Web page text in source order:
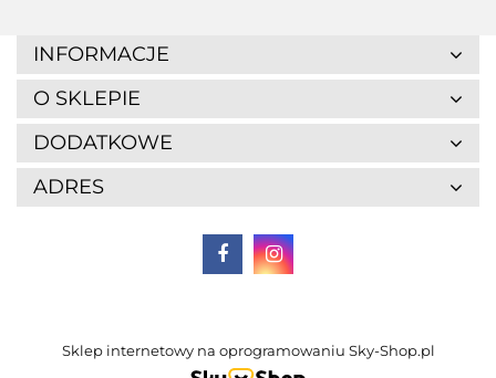
INFORMACJE
O SKLEPIE
DODATKOWE
ADRES
Sklep internetowy na oprogramowaniu Sky-Shop.pl